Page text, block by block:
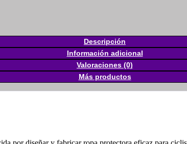
Descripción
Información adicional
Valoraciones (0)
Más productos